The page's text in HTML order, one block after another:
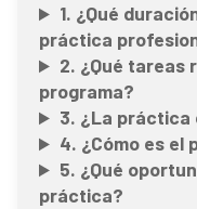
1. ¿Qué
práctica
2. ¿Qué tareas
programa?
3. ¿La práctica
4. ¿Cómo es el
5. ¿Qué
práctica?